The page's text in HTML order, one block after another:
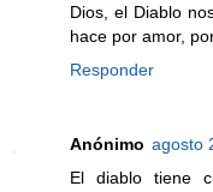
Dios, el Diablo
hace por amor,
Responder
Anónimo agosto
El diablo tiene